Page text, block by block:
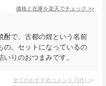
価格と在庫を楽天でチェック >>
酎で、古都の煌という名前
の。セットになっているの
りのおつまみです。
全てのおすすめコメント (1件) >